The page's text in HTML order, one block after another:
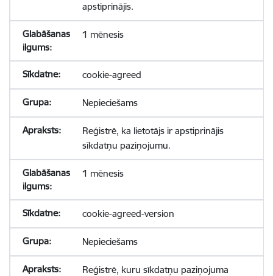
apstiprinājis.
1 mēnesis
cookie-agreed
Nepieciešams
Reģistrē, ka lietotājs ir apstiprinājis
sīkdatņu paziņojumu.
1 mēnesis
cookie-agreed-version
Nepieciešams
Reģistrē, kuru sīkdatņu paziņojuma